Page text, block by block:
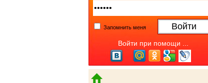
Запомнить меня
Войти при помощи ...